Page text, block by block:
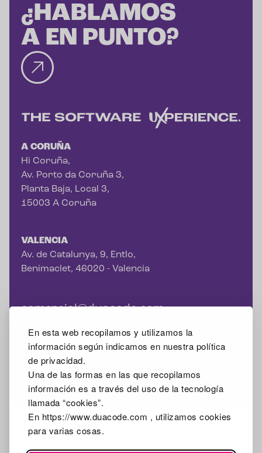
En esta web recopilamos y utilizamos la
información según indicamos en nuestra política
de privacidad.
Una de las formas en las que recopilamos
información es a través del uso de la tecnología
llamada “cookies”.
En https://www.duacode.com , utilizamos cookies
para varias cosas.
¿HABLAMOS
A EN PUNTO?
A CORUÑA
Hi Coruña,
Av. Porto da Coruña 3,
Planta Baja, Local 3,
15003 A Coruña
VALENCIA
Av. de Catalunya, 9, Entlo,
Benimaclet, 46020 - Valencia
comercial@duacode.com
+34 981 065 089
Facebook Instagram Linkedin Google Mybusiness
2026